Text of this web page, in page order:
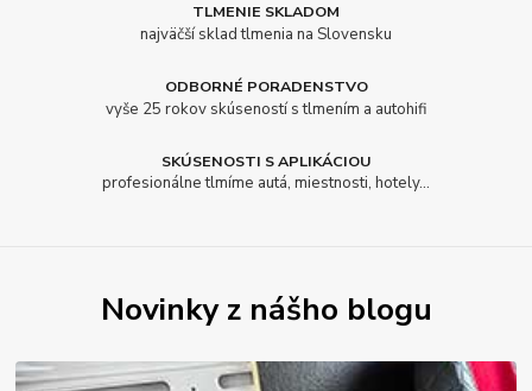
TLMENIE SKLADOM
najväčší sklad tlmenia na Slovensku
ODBORNÉ PORADENSTVO
vyše 25 rokov skúseností s tlmením a autohifi
SKÚSENOSTI S APLIKÁCIOU
profesionálne tlmíme autá, miestnosti, hotely...
Novinky z nášho blogu